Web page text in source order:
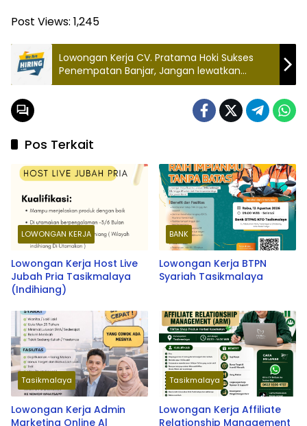
Post Views: 1,245
Lowongan Kerja CV. Pratama Hoki Sukses
Penempatan Banjar, Jangan lewatkan
kesempatan ini!
Pos Terkait
LOWONGAN KERJA
Lowongan Kerja Host Live
Jubah Pria Tasikmalaya
(Indihiang)
BANK
Lowongan Kerja BTPN
Syariah Tasikmalaya
Tasikmalaya
Lowongan Kerja Admin
Marketing Online Al
Tasikmalaya
Lowongan Kerja Affiliate
Relationship Management